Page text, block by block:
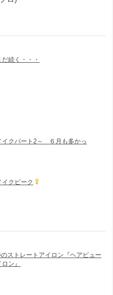
続く・・・
イクパート2～ ６月も多かっ
クピーク
ストレートアイロン『ヘアビュー
ン』